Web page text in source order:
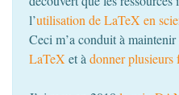
l’utilisation de LaTeX en
Ceci m’a conduit à maintenir
LaTeX et à donner plusieurs